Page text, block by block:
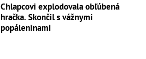
Chlapcovi explodovala obľúbená
hračka. Skončil s vážnymi
popáleninami